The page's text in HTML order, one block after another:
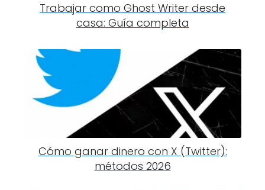
Trabajar como Ghost Writer desde
casa: Guía completa
Cómo ganar dinero con X (Twitter):
métodos 2026